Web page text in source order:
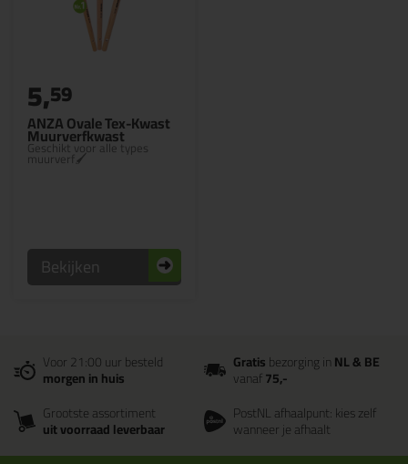
ANZA Ovale Tex-Kwast
Muurverfkwast
Geschikt voor alle types
muurverf🖌
5,59
Bekijken
Voor 21:00 uur besteld
morgen in huis
Gratisbezorging inNL & BE
vanaf75,-
Grootste assortiment
uit voorraad leverbaar
PostNL afhaalpunt: kies zelf
wanneer je afhaalt